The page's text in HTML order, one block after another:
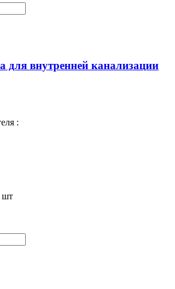
внутренней канализации
:
шт